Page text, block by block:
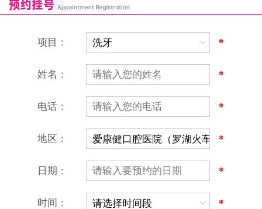
富港口腔诊所
营业时间：9:00-18:00
（节假日照常上班）
微信线上预约：aikangjian1995
项目： *
姓名： *
电话： *
地区： *
日期： *
时间： *